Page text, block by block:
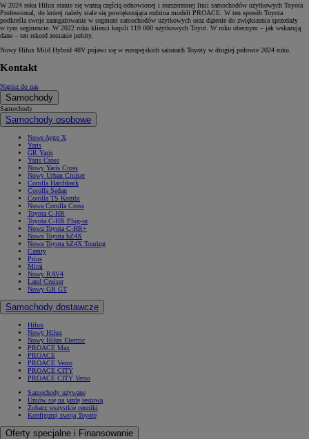
W 2024 roku Hilux stanie się ważną częścią odnowionej i rozszerzonej linii samochodów użytkowych Toyota
Professional, do której należy stale się powiększająca rodzina modeli PROACE. W ten sposób Toyota
podkreśla swoje zaangażowanie w segment samochodów użytkowych oraz dążenie do zwiększenia sprzedaży
w tym segmencie. W 2022 roku klienci kupili 119 000 użytkowych Toyot. W roku obecnym – jak wskazują
dane – ten rekord zostanie pobity.
Nowy Hilux Mild Hybrid 48V pojawi się w europejskich salonach Toyoty w drugiej połowie 2024 roku.
Kontakt
Napisz do nas
Samochody
Samochody
Samochody osobowe
Nowe Aygo X
Yaris
GR Yaris
Yaris Cross
Nowy Yaris Cross
Nowy Urban Cruiser
Corolla Hatchback
Corolla Sedan
Corolla TS Kombi
Nowa Corolla Cross
Toyota C-HR
Toyota C-HR Plug-in
Nowa Toyota C-HR+
Nowa Toyota bZ4X
Nowa Toyota bZ4X Touring
Camry
Prius
Mirai
Nowy RAV4
Land Cruiser
Nowy GR GT
Samochody dostawcze
Hilux
Nowy Hilux
Nowy Hilux Electric
PROACE Max
PROACE
PROACE Verso
PROACE CITY
PROACE CITY Verso
Samochody używane
Umów się na jazdę testową
Zobacz wszystkie cenniki
Konfiguruj swoją Toyotę
Oferty specjalne i Finansowanie